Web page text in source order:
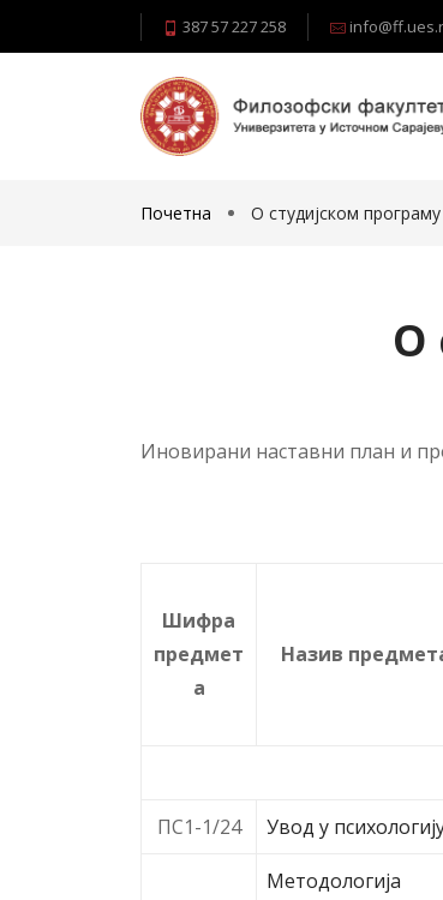
387 57 227 258
Почетна О студијском програму
О
Иновирани наставни план и
Шифрa
предмет
а
Назив
ПС1-1/24 Увод у
Методологија